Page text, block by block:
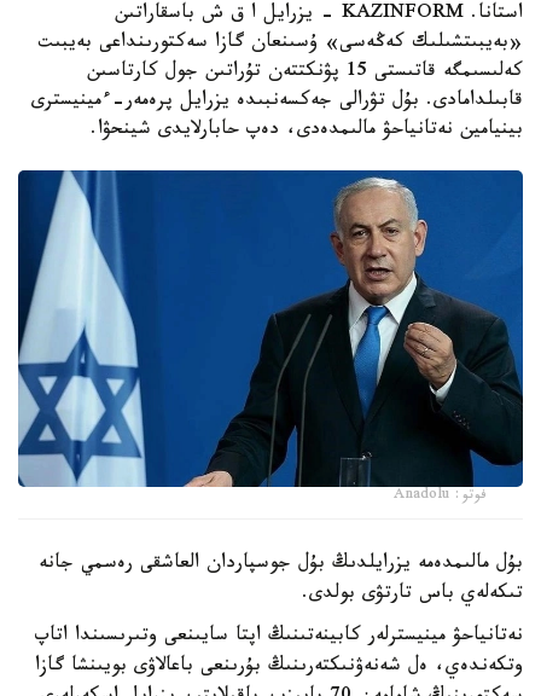
استانا. KAZINFORM - يزرايل ا ق ش باسقاراتىن
«بەيبىتشىلىك كەڭەسى» ۇسىنعان گازا سەكتورىنداعى بەيبىت
كەلىسىمگە قاتىستى 15 پۋنكتتەن تۇراتىن جول كارتاسىن
قابىلدامادى. بۇل تۋرالى جەكسەنبىدە يزرايل پرەمەر-ءمينيسترى
بينيامين نەتانياحۋ مالىمدەدى، دەپ حابارلايدى شينحۋا.
فوتو: Anadolu
بۇل مالىمدەمە يزرايلدىڭ بۇل جوسپاردان العاشقى رەسمي جانە
تىكەلەي باس تارتۋى بولدى.
نەتانياحۋ مينيسترلەر كابينەتىنىڭ اپتا سايىنعى وتىرىسىندا اتاپ
وتكەندەي، ەل شەنەۋنىكتەرىنىڭ بۇرىنعى باعالاۋى بويىنشا گازا